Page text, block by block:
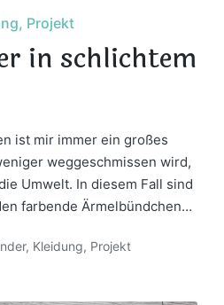
Projekt
in schlichtem
ist mir immer ein großes
weggeschmissen wird,
Umwelt. In diesem Fall sind
farbende Ärmelbündchen…
, Kleidung, Projekt